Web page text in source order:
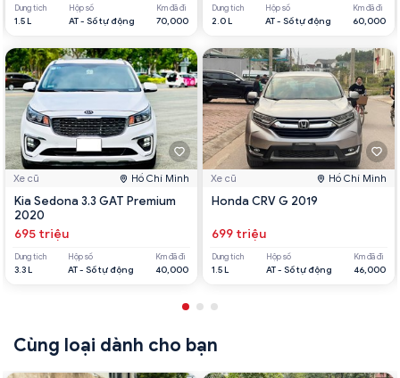
Dung tích
1.5 L
Hộp số
AT - Số tự động
Km đã đi
70,000
Xe cũ Hồ Chí Minh
Kia Sedona 3.3 GAT Premium
2020
695 triệu
Dung tích
3.3 L
Hộp số
AT - Số tự động
Km đã đi
40,000
Dung tích
2.0 L
Hộp số
AT - Số tự động
Km đã đi
60,000
Xe cũ Hồ Chí Minh
Honda CRV G 2019
699 triệu
Dung tích
1.5 L
Hộp số
AT - Số tự động
Km đã đi
46,000
Cùng loại dành cho bạn